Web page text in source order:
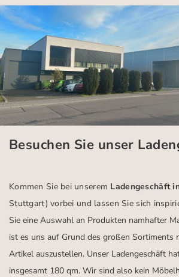
Besuchen Sie unser
Kommen Sie bei unserem Ladengeschäft
Stuttgart) vorbei und lassen Sie sich
Sie eine Auswahl an Produkten namhafter
ist es uns auf Grund des großen Sortiments
Artikel auszustellen. Unser Ladengeschäft
insgesamt 180 qm. Wir sind also kein